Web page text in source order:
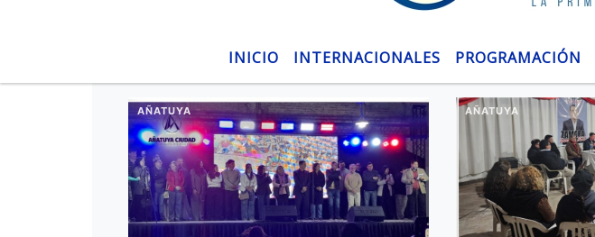
INICIO INTERNACIONALES PROGRAMACIÓN
AÑATUYA AÑATUYA